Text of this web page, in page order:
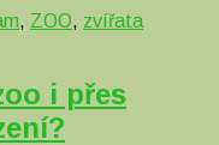
, ZOO, zvířata
i přes